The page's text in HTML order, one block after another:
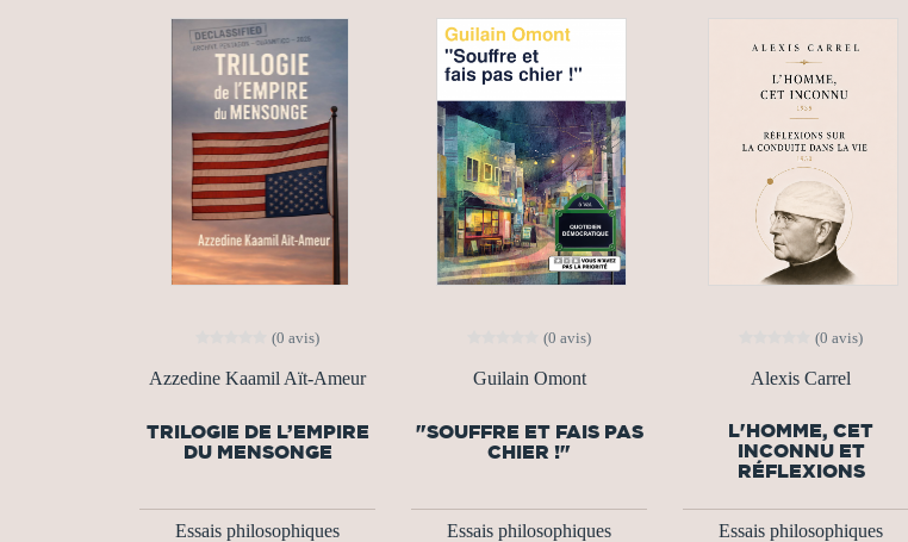
(0 avis)
Azzedine Kaamil Aït-Ameur
TRILOGIE DE L’EMPIRE
DU MENSONGE
Essais philosophiques
(0 avis)
Guilain Omont
"SOUFFRE ET FAIS PAS
CHIER !"
Essais philosophiques
(0 avis)
Alexis Carrel
L'HOMME, CET
INCONNU ET
RÉFLEXIONS
Essais philosophiques